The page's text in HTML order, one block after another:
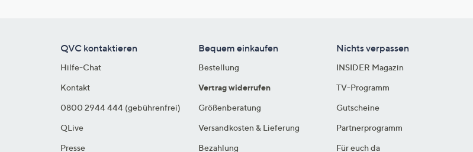
QVC kontaktieren
Hilfe-Chat
Kontakt
0800 2944 444 (gebührenfrei)
QLive
Presse
Bequem einkaufen
Bestellung
Vertrag widerrufen
Größenberatung
Versandkosten & Lieferung
Bezahlung
Nichts verpassen
INSIDER Magazin
TV-Programm
Gutscheine
Partnerprogramm
Für euch da